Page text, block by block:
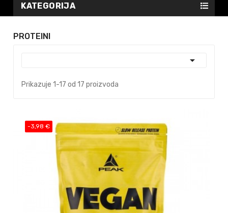
KATEGORIJA
PROTEINI

Prikazuje 1-17 od 17 proizvoda
-3,98 €